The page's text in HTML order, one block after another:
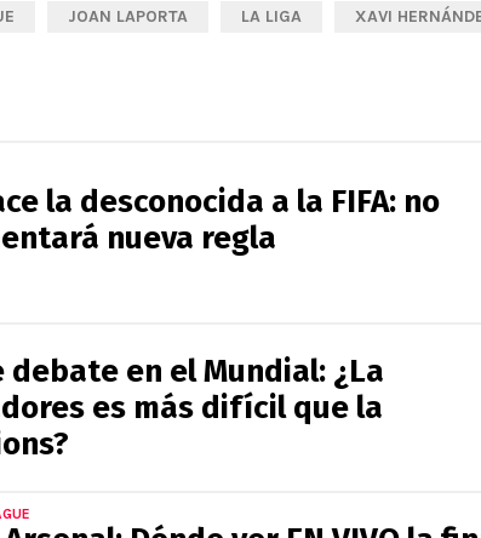
JOAN LAPORTA LA LIGA XAVI
la desconocida a la FIFA: no
nueva regla
debate en el Mundial: ¿La
es más difícil que la